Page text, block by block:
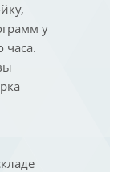
у
часа.